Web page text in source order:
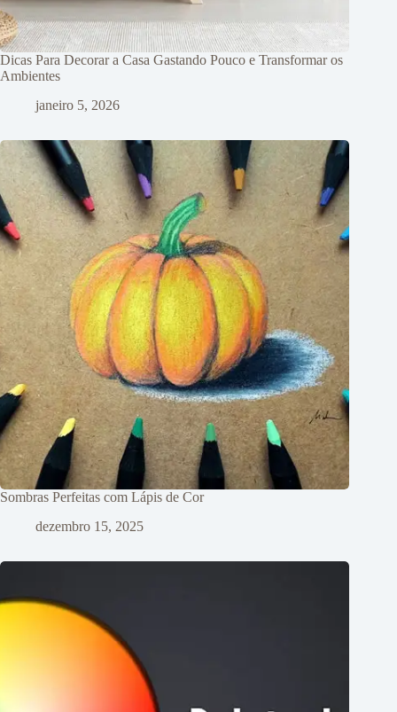
Dicas Para Decorar a Casa Gastando Pouco e Transformar os
Ambientes
janeiro 5, 2026
Sombras Perfeitas com Lápis de Cor
dezembro 15, 2025